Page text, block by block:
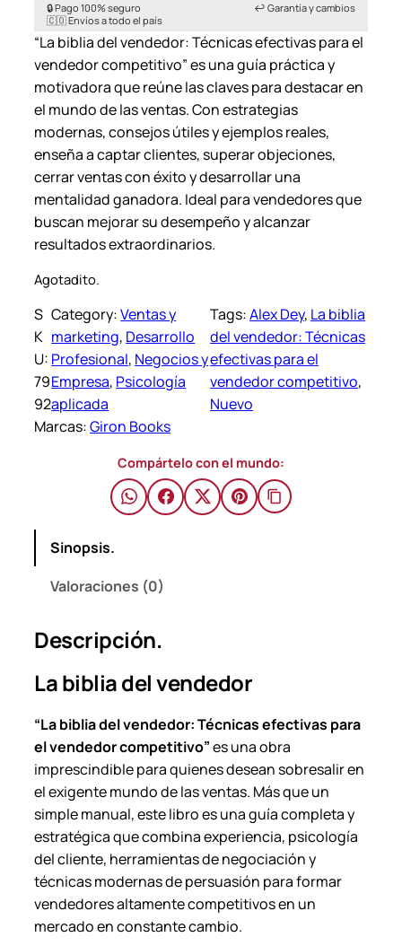
🔒 Pago 100% seguro
↩️ Garantía y cambios
🇨🇴 Envíos a todo el país
“La biblia del vendedor: Técnicas efectivas para el
vendedor competitivo” es una guía práctica y
motivadora que reúne las claves para destacar en
el mundo de las ventas. Con estrategias
modernas, consejos útiles y ejemplos reales,
enseña a captar clientes, superar objeciones,
cerrar ventas con éxito y desarrollar una
mentalidad ganadora. Ideal para vendedores que
buscan mejorar su desempeño y alcanzar
resultados extraordinarios.
Agotadito.
S
K
U:
79
92
Category:Ventas y
marketing, Desarrollo
Profesional, Negocios y
Empresa, Psicología
aplicada
Tags:Alex Dey, La biblia
del vendedor: Técnicas
efectivas para el
vendedor competitivo
Nuevo
Marcas:Giron Books
Compártelo con el mundo:
Sinopsis.
Valoraciones (0)
Descripción.
La biblia del vendedor
“La biblia del vendedor: Técnicas efectivas para
el vendedor competitivo”es una obra
imprescindible para quienes desean sobresalir en
el exigente mundo de las ventas. Más que un
simple manual, este libro es una guía completa y
estratégica que combina experiencia, psicología
del cliente, herramientas de negociación y
técnicas modernas de persuasión para formar
vendedores altamente competitivos en un
mercado en constante cambio.